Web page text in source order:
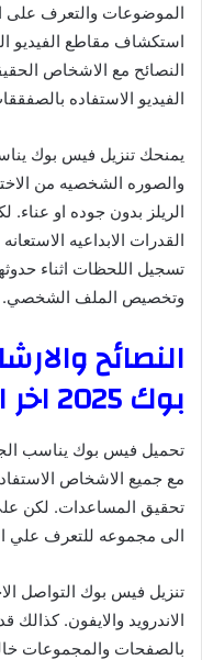
الموضوعات والتعرف على
استكشاف مقاطع الفيديو
النصائح مع الاشخاص
الفيديو الاستفاده
يمنحك تنزيل فيس بوك
والصوره الشخصيه من
الريلز بدون جوده او
القدرات الابداعيه
تسجيل اللحظات اثناء
وتخصيص الملف الشخصي.
النصائح
بوك 2025 اخر اصدار
تحميل فيس بوك يناسب
مع جميع الاشخاص
تحقيق المساعدات. لكن
الى مجموعه للتعرف علي
تنزيل فيس بوك التواصل
الاندرويد والايفون.
بالصفحات والمجموعات